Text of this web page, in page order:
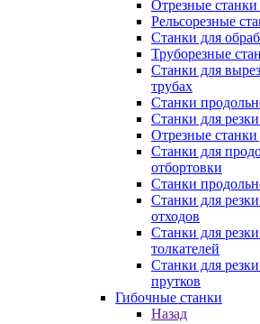
Отрезные
Рельсорезные
Станки для
Труборезные
Станки для
трубаx
Станки
Станки для
Отрезные станки
Станки для
отбортовки
Станки
Станки для
отходов
Станки для
толкателей
Станки для
прутков
Гибочные станки
Назад